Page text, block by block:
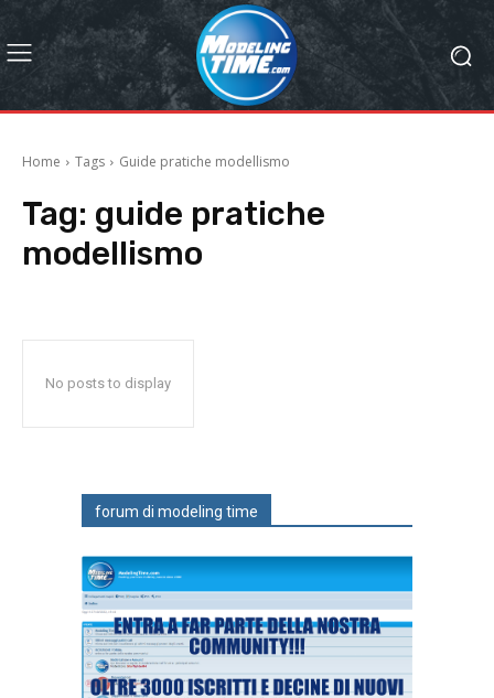
Home Tags Guide pratiche modellismo
Tag: guide pratiche
modellismo
No posts to display
forum di modeling time